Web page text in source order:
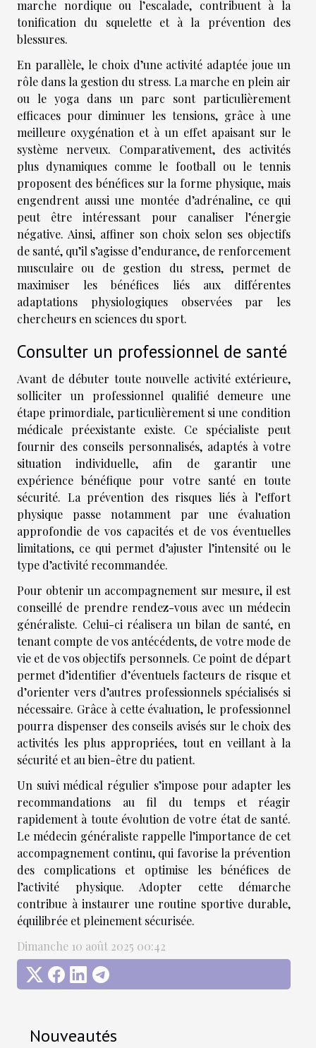
marche nordique ou l’escalade, contribuent à la
tonification du squelette et à la prévention des
blessures.
En parallèle, le choix d’une activité adaptée joue un
rôle dans la gestion du stress. La marche en plein air
ou le yoga dans un parc sont particulièrement
efficaces pour diminuer les tensions, grâce à une
meilleure oxygénation et à un effet apaisant sur le
système nerveux. Comparativement, des activités
plus dynamiques comme le football ou le tennis
proposent des bénéfices sur la forme physique, mais
engendrent aussi une montée d’adrénaline, ce qui
peut être intéressant pour canaliser l’énergie
négative. Ainsi, affiner son choix selon ses objectifs
de santé, qu’il s’agisse d’endurance, de renforcement
musculaire ou de gestion du stress, permet de
maximiser les bénéfices liés aux différentes
adaptations physiologiques observées par les
chercheurs en sciences du sport.
Consulter un professionnel de santé
Avant de débuter toute nouvelle activité extérieure,
solliciter un professionnel qualifié demeure une
étape primordiale, particulièrement si une condition
médicale préexistante existe. Ce spécialiste peut
fournir des conseils personnalisés, adaptés à votre
situation individuelle, afin de garantir une
expérience bénéfique pour votre santé en toute
sécurité. La prévention des risques liés à l’effort
physique passe notamment par une évaluation
approfondie de vos capacités et de vos éventuelles
limitations, ce qui permet d’ajuster l’intensité ou le
type d’activité recommandée.
Pour obtenir un accompagnement sur mesure, il est
conseillé de prendre rendez-vous avec un médecin
généraliste. Celui-ci réalisera un bilan de santé, en
tenant compte de vos antécédents, de votre mode de
vie et de vos objectifs personnels. Ce point de départ
permet d’identifier d’éventuels facteurs de risque et
d’orienter vers d’autres professionnels spécialisés si
nécessaire. Grâce à cette évaluation, le professionnel
pourra dispenser des conseils avisés sur le choix des
activités les plus appropriées, tout en veillant à la
sécurité et au bien-être du patient.
Un suivi médical régulier s’impose pour adapter les
recommandations au fil du temps et réagir
rapidement à toute évolution de votre état de santé.
Le médecin généraliste rappelle l’importance de cet
accompagnement continu, qui favorise la prévention
des complications et optimise les bénéfices de
l’activité physique. Adopter cette démarche
contribue à instaurer une routine sportive durable,
équilibrée et pleinement sécurisée.
Dimanche 10 août 2025 00:42
Nouveautés